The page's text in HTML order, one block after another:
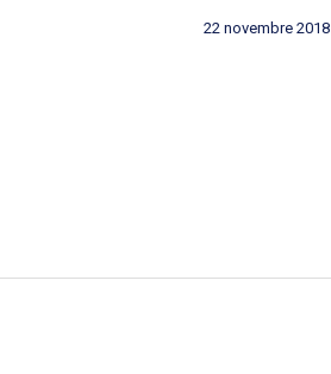
22 novembre 2018